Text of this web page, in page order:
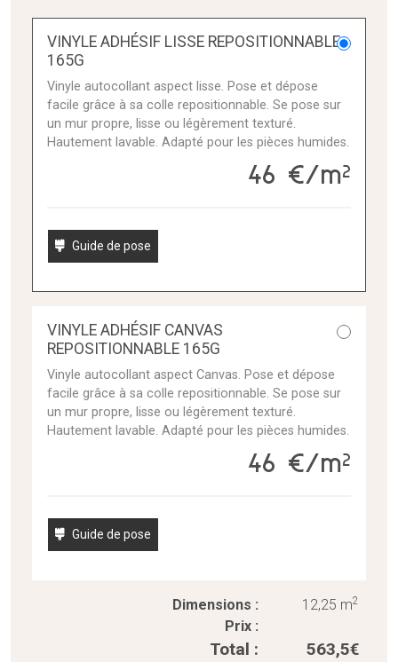
VINYLE ADHÉSIF LISSE REPOSITIONNABLE
165G
Vinyle autocollant aspect lisse. Pose et dépose
facile grâce à sa colle repositionnable. Se pose sur
un mur propre, lisse ou légèrement texturé.
Hautement lavable. Adapté pour les pièces humides.
46 €/m²
Guide de pose
VINYLE ADHÉSIF CANVAS
REPOSITIONNABLE 165G
Vinyle autocollant aspect Canvas. Pose et dépose
facile grâce à sa colle repositionnable. Se pose sur
un mur propre, lisse ou légèrement texturé.
Hautement lavable. Adapté pour les pièces humides.
46 €/m²
Guide de pose
Dimensions : 12,25 m2
Prix :
Total : 563,5€